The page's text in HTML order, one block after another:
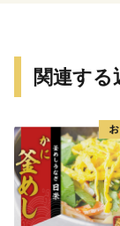
関連す